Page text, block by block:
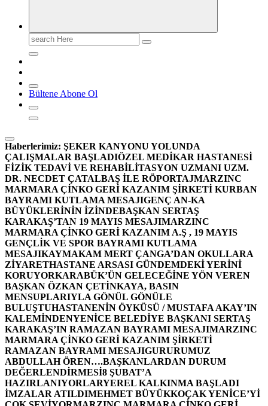
Search
for:
Bültene Abone Ol
Haberlerimiz: ŞEKER KANYONU YOLUNDA
ÇALIŞMALAR BAŞLADIÖZEL MEDİKAR HASTANESİ
FİZİK TEDAVİ VE REHABİLİTASYON UZMANI UZM.
DR. NECDET ÇATALBAŞ İLE RÖPORTAJMARZINC
MARMARA ÇİNKO GERİ KAZANIM ŞİRKETİ KURBAN
BAYRAMI KUTLAMA MESAJIGENÇ AN-KA
BÜYÜKLERİNİN İZİNDEBAŞKAN SERTAŞ
KARAKAŞ’TAN 19 MAYIS MESAJIMARZINC
MARMARA ÇİNKO GERİ KAZANIM A.Ş , 19 MAYIS
GENÇLİK VE SPOR BAYRAMI KUTLAMA
MESAJIKAYMAKAM MERT ÇANGA’DAN OKULLARA
ZİYARETHASTANE ARSASI GÜNDEMDEKİ YERİNİ
KORUYORKARABÜK’ÜN GELECEĞİNE YÖN VEREN
BAŞKAN ÖZKAN ÇETİNKAYA, BASIN
MENSUPLARIYLA GÖNÜL GÖNÜLE
BULUŞTUHASTANENİN ÖYKÜSÜ / MUSTAFA AKAY’IN
KALEMİNDENYENİCE BELEDİYE BAŞKANI SERTAŞ
KARAKAŞ’IN RAMAZAN BAYRAMI MESAJIMARZINC
MARMARA ÇİNKO GERİ KAZANIM ŞİRKETİ
RAMAZAN BAYRAMI MESAJIGURURUMUZ
ABDULLAH ÖREN….BAŞKANLARDAN DURUM
DEĞERLENDİRMESİ8 ŞUBAT’A
HAZIRLANIYORLARYEREL KALKINMA BAŞLADI
İMZALAR ATILDIMEHMET BÜYÜKKOÇAK YENİCE’Yİ